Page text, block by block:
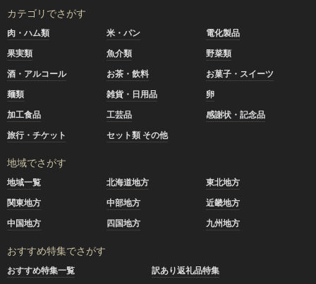
カテゴリでさがす
肉・ハム類 米・パン
電化製品
果実類
魚介類
野菜類
酒・アルコール
お茶・飲料
お菓子・スイーツ
麺類
雑貨・日用品
卵
加工食品
工芸品
感謝状・記念品
旅行・チケット
セット類 その他
地域でさがす
地域一覧 北海道地方
東北地方
関東地方
中部地方
近畿地方
中国地方
四国地方 九州地方
おすすめ特集でさがす
おすすめ特集一覧
訳あり返礼品特集